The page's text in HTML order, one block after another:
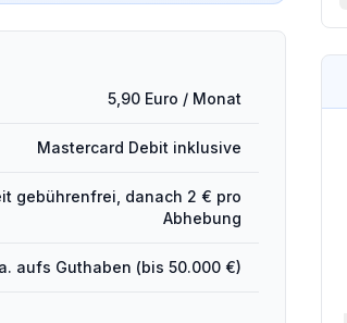
5,90 Euro / Monat
Mastercard Debit inklusive
gebührenfrei, danach 2 € pro
Abhebung
aufs Guthaben (bis 50.000 €)